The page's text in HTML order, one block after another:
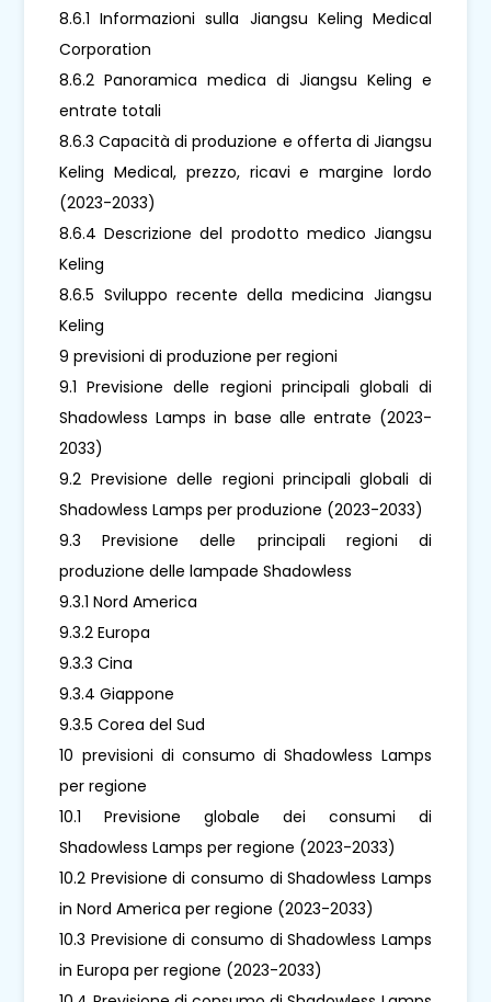
8.6.1 Informazioni sulla Jiangsu Keling Medical
Corporation
8.6.2 Panoramica medica di Jiangsu Keling e
entrate totali
8.6.3 Capacità di produzione e offerta di Jiangsu
Keling Medical, prezzo, ricavi e margine lordo
(2023-2033)
8.6.4 Descrizione del prodotto medico Jiangsu
Keling
8.6.5 Sviluppo recente della medicina Jiangsu
Keling
9 previsioni di produzione per regioni
9.1 Previsione delle regioni principali globali di
Shadowless Lamps in base alle entrate (2023-
2033)
9.2 Previsione delle regioni principali globali di
Shadowless Lamps per produzione (2023-2033)
9.3 Previsione delle principali regioni di
produzione delle lampade Shadowless
9.3.1 Nord America
9.3.2 Europa
9.3.3 Cina
9.3.4 Giappone
9.3.5 Corea del Sud
10 previsioni di consumo di Shadowless Lamps
per regione
10.1 Previsione globale dei consumi di
Shadowless Lamps per regione (2023-2033)
10.2 Previsione di consumo di Shadowless Lamps
in Nord America per regione (2023-2033)
10.3 Previsione di consumo di Shadowless Lamps
in Europa per regione (2023-2033)